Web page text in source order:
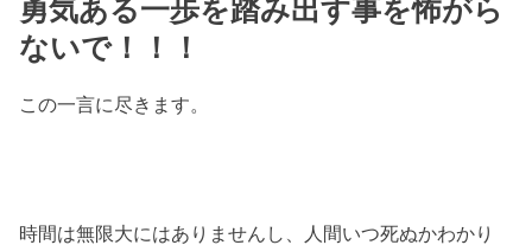
勇気ある一歩を踏み出す事を怖がら
ないで！！！
この一言に尽きます。
時間は無限大にはありませんし、人間いつ死ぬかわかり